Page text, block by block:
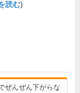
読む)
ぜんぜん下がらな